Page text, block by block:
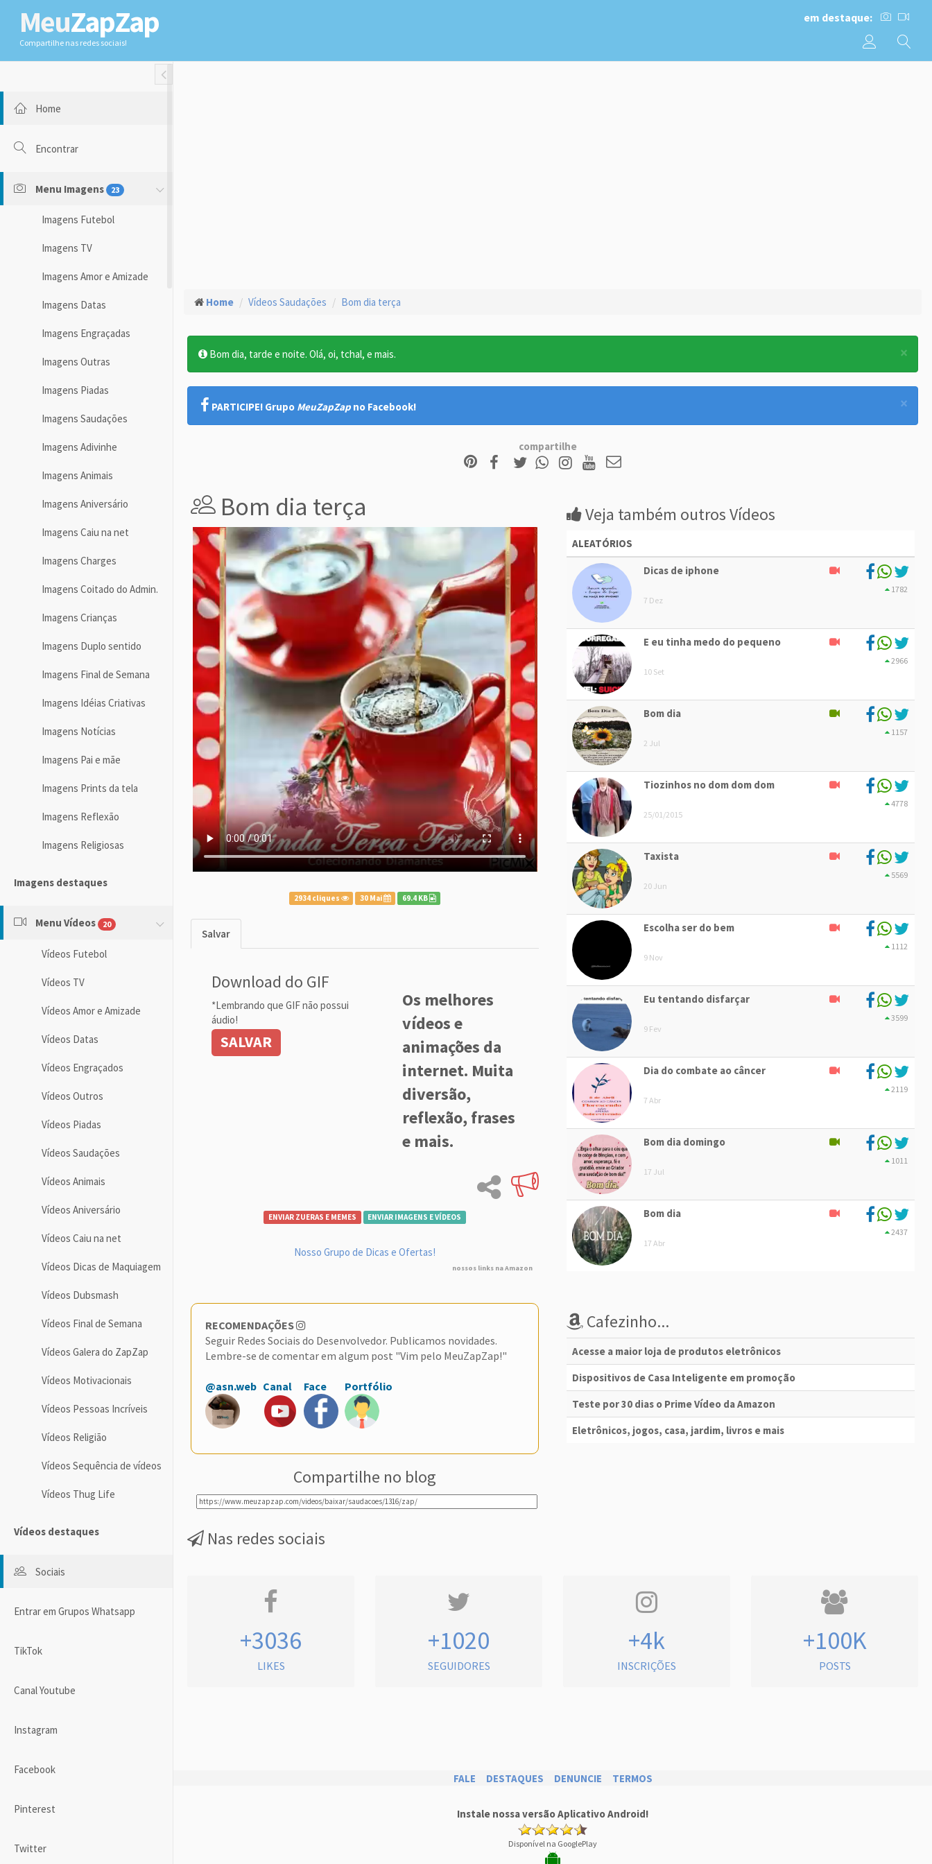
MeuZapZap
Compartilhe nas redes sociais!
em destaque:
Toggle Fullwidth
Home
Encontrar
Menu Imagens 23
Imagens Futebol
Imagens TV
Imagens Amor e Amizade
Imagens Datas
Imagens Engraçadas
Imagens Outras
Imagens Piadas
Imagens Saudações
Imagens Adivinhe
Imagens Animais
Imagens Aniversário
Imagens Caiu na net
Imagens Charges
Imagens Coitado do Admin.
Imagens Crianças
Imagens Duplo sentido
Imagens Final de Semana
Imagens Idéias Criativas
Imagens Notícias
Imagens Pai e mãe
Imagens Prints da tela
Imagens Reflexão
Imagens Religiosas
Imagens destaques
Menu Vídeos 20
Vídeos Futebol
Vídeos TV
Vídeos Amor e Amizade
Vídeos Datas
Vídeos Engraçados
Vídeos Outros
Vídeos Piadas
Vídeos Saudações
Vídeos Animais
Vídeos Aniversário
Vídeos Caiu na net
Vídeos Dicas de Maquiagem
Vídeos Dubsmash
Vídeos Final de Semana
Vídeos Galera do ZapZap
Vídeos Motivacionais
Vídeos Pessoas Incríveis
Vídeos Religião
Vídeos Sequência de vídeos
Vídeos Thug Life
Vídeos destaques
Sociais
Entrar em Grupos Whatsapp
TikTok
Canal Youtube
Instagram
Facebook
Pinterest
Twitter
Home Vídeos Saudações Bom dia terça
×
Bom dia, tarde e noite. Olá, oi, tchal, e mais.
×
PARTICIPE! Grupo MeuZapZap no Facebook!
compartilhe
Bom dia terça
2934 cliques 30 Mai 69.4 KB
Salvar
Download do GIF
*Lembrando que GIF não possui
áudio!
SALVAR
Os melhores
vídeos e
animações da
internet. Muita
diversão,
reflexão, frases
e mais.
ENVIAR ZUERAS E MEMES ENVIAR IMAGENS E VÍDEOS
Nosso Grupo de Dicas e Ofertas!
nossos links na Amazon
RECOMENDAÇÕES
Seguir Redes Sociais do Desenvolvedor. Publicamos novidades.
Lembre-se de comentar em algum post "Vim pelo MeuZapZap!"
@asn.web Canal Face Portfólio
Compartilhe no blog
Veja também outros Vídeos
ALEATÓRIOS
Dicas de iphone
7 Dez
1782
E eu tinha medo do pequeno
10 Set
2966
Bom dia
2 Jul
1157
Tiozinhos no dom dom dom
25/01/2015
4778
Taxista
20 Jun
5569
Escolha ser do bem
9 Nov
1112
Eu tentando disfarçar
9 Fev
3599
Dia do combate ao câncer
7 Abr
2119
Bom dia domingo
17 Jul
1011
Bom dia
17 Abr
2437
Cafezinho...
Acesse a maior loja de produtos eletrônicos
Dispositivos de Casa Inteligente em promoção
Teste por 30 dias o Prime Vídeo da Amazon
Eletrônicos, jogos, casa, jardim, livros e mais
Nas redes sociais
+3036
LIKES
+1020
SEGUIDORES
+4k
INSCRIÇÕES
+100K
POSTS
FALE DESTAQUES DENUNCIE TERMOS
Instale nossa versão Aplicativo Android!
Disponível na GooglePlay